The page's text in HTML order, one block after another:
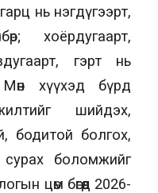
нь нэгдүгээрт,
хоёрдугаарт,
гэрт нь
хүүхэд бүрд
шийдэх,
бодитой болгох,
боломжийг
цөм бөгөөд 2026-